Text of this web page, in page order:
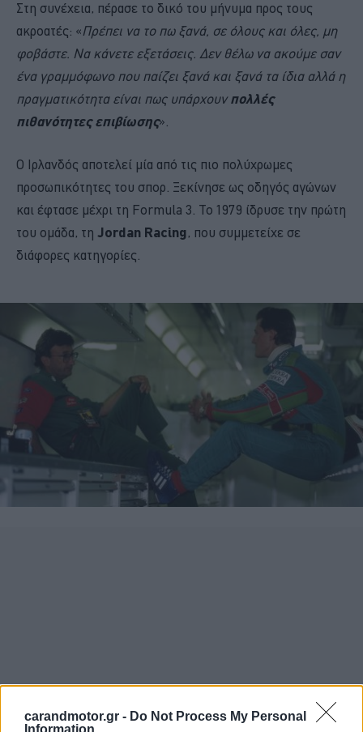
carandmotor.gr - Do Not Process My Personal
Information
Στη συνέχεια, πέρασε το δικό του μήνυμα προς τους
ακροατές: «Πρέπει να το πω ξανά, σε όλους και όλες, μη
φοβάστε. Να κάνετε εξετάσεις. Δεν θέλω να ακούμε σαν
ένα γραμμόφωνο που παίζει ξανά και ξανά τα ίδια αλλά η
πραγματικότητα είναι πως υπάρχουνπολλές
πιθανότητες επιβίωσης».
Ο Ιρλανδός αποτελεί μία από τις πιο πολύχρωμες
προσωπικότητες του σπορ. Ξεκίνησε ως οδηγός αγώνων
και έφτασε μέχρι τη Formula 3. Το 1979 ίδρυσε την πρώτη
του ομάδα, τη Jordan Racing, που συμμετείχε σε
διάφορες κατηγορίες.